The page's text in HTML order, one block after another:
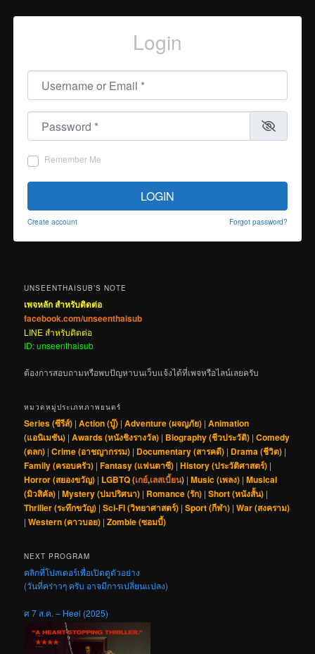
Login
Username or Email
Password
Remember Me
LOGIN
Create account Forgot password?
UNSEENTHAISUB’S NOTE
เพจหลัก สำหรับติดต่อ
facebook.com/unseenthaisub
LINE สำหรับติดต่อ
ID: unseenthaisub
ต้องการสอบถามหรือพบปัญหาบนเว็บแจ้งได้ที่เพจหรือไลน์เลยครับ
หมวดหมู่ประเภทภาพยนตร์
Series (ซีรีส์) |Action (บู๊) |Adventure (ผจญภัย) |Animation
(แอนิเมชัน) |Awards (หนังชิงรางวัล) | Biography (ชีวประวัติ) |Comedy
(ตลก) |Crime (อาชญากรรม) | Documentary (สารคดี) | Drama (ชีวิต) |
Family (ครอบครัว) |Fantasy (แฟนตาซี) |History (ประวัติศาสตร์) |
Horror (สยองขวัญ) | LGBTQ (เกย์,เลสเบี้ยน) |Music (เพลง) |Musical
(มิวสิคัล) |Mystery (ปมปริศนา) | Romance (รัก) |Short (หนังสั้น) |
Thriller (ระทึกขวัญ) |Sci-Fi (วิทยาศาสตร์) |Sport (กีฬา) |War (สงคราม)
|Western (คาวบอย) |Zombie (ซอมบี้)
NEXT PROGRAM
คลิกที่โปสเตอร์เพื่อเปิดดูตัวอย่าง
(วันที่คร่าวๆ ครับ อาจมีการเปลี่ยนแปลง)
ศ 7 ส.ค. – Heel (2025)